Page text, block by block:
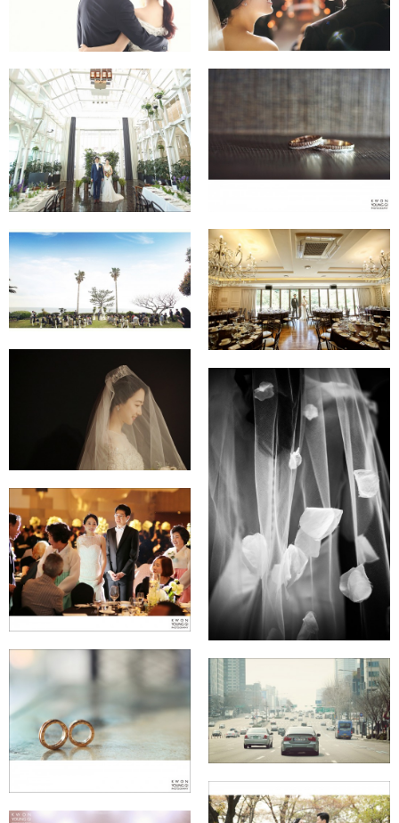
★ 세상의 모든 아침 ★ ★ 더라빌 ★
★ 제주도 씨에스호텔 ★
★ 라비두수 ★
★브라이덜 공 ★
가봉촬영
★암살라 가봉촬영 ★
코엑스 인터콘티넨탈
호텔
안산 아초원 황유식 ♡
이윤선님~^^
인터컨티넨탈 서울
코엑스